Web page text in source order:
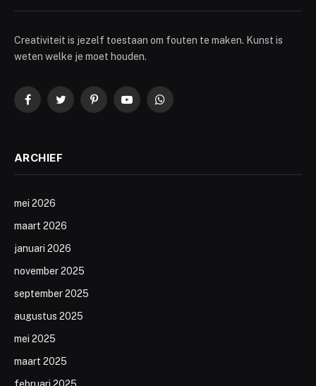
Creativiteit is jezelf toestaan om fouten te maken. Kunst is
weten welke je moet houden.
FacebookTwitterPinterestYouTubeWhatsApp
ARCHIEF
mei 2026
maart 2026
januari 2026
november 2025
september 2025
augustus 2025
mei 2025
maart 2025